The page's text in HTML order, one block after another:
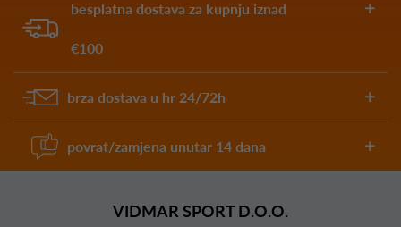
besplatna dostava za kupnju iznad
€100
brza dostava u hr 24/72h
povrat/zamjena unutar 14 dana
VIDMAR SPORT D.O.O.